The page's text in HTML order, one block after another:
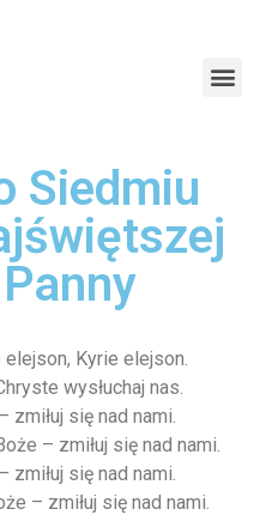
Siedmiu
Kyrie elejson.
wysłuchaj nas.
zmiłuj się nad nami.
– zmiłuj się nad nami.
zmiłuj się nad nami.
– zmiłuj się nad nami.